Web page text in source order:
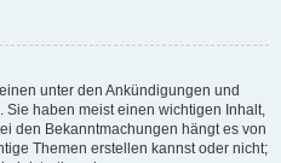
unter den Ankündigungen und
Sie haben meist einen wichtigen Inhalt,
den Bekanntmachungen hängt es von
Themen erstellen kannst oder nicht;